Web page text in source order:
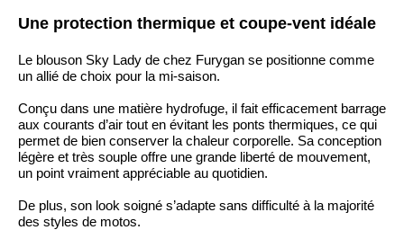
Une protection thermique et coupe-vent idéale
Le blouson Sky Lady de chez Furygan se positionne comme
un allié de choix pour la mi-saison.
Conçu dans une matière hydrofuge, il fait efficacement barrage
aux courants d’air tout en évitant les ponts thermiques, ce qui
permet de bien conserver la chaleur corporelle. Sa conception
légère et très souple offre une grande liberté de mouvement,
un point vraiment appréciable au quotidien.
De plus, son look soigné s’adapte sans difficulté à la majorité
des styles de motos.